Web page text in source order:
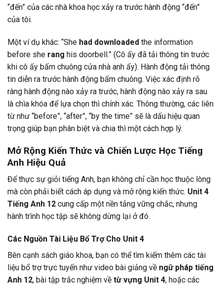
“đến” của các nhà khoa học xảy ra trước hành động “đến”
của tôi.
Một ví dụ khác: “She had downloaded the information
before she rang his doorbell.” (Cô ấy đã tải thông tin trước
khi cô ấy bấm chuông cửa nhà anh ấy). Hành động tải thông
tin diễn ra trước hành động bấm chuông. Việc xác định rõ
ràng hành động nào xảy ra trước, hành động nào xảy ra sau
là chìa khóa để lựa chọn thì chính xác. Thông thường, các liên
từ như “before”, “after”, “by the time” sẽ là dấu hiệu quan
trọng giúp bạn phân biệt và chia thì một cách hợp lý.
Mở Rộng Kiến Thức và Chiến Lược Học Tiếng
Anh Hiệu Quả
Để thực sự giỏi tiếng Anh, bạn không chỉ cần học thuộc lòng
mà còn phải biết cách áp dụng và mở rộng kiến thức. Unit 4
Tiếng Anh 12 cung cấp một nền tảng vững chắc, nhưng
hành trình học tập sẽ không dừng lại ở đó.
Các Nguồn Tài Liệu Bổ Trợ Cho Unit 4
Bên cạnh sách giáo khoa, bạn có thể tìm kiếm thêm các tài
liệu bổ trợ trực tuyến như video bài giảng về ngữ pháp tiếng
Anh 12, bài tập trắc nghiệm về từ vựng Unit 4, hoặc các